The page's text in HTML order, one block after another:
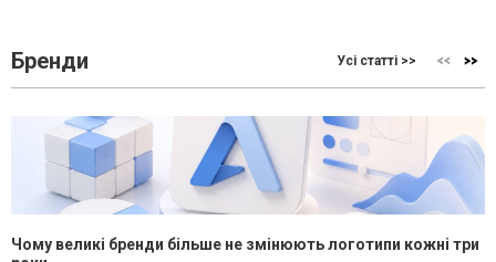
Бренди Усі статті >>
Чому великі бренди більше не змінюють логотипи кожні три